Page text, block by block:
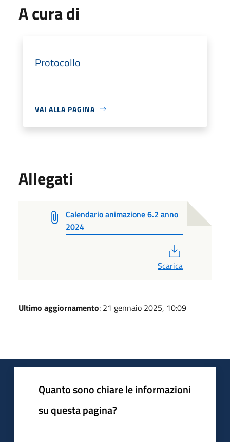
A cura di
Protocollo
VAI ALLA PAGINA
Allegati
Calendario animazione 6.2 anno
2024
Scarica
Ultimo aggiornamento: 21 gennaio 2025, 10:09
Quanto sono chiare le informazioni
su questa pagina?